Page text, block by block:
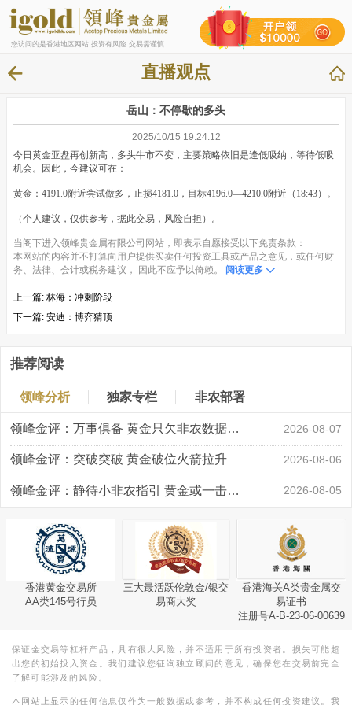
您访问的是香港地区网站 投资有风险 交易需谨慎
直播观点
岳山：不停歇的多头
2025/10/15 19:24:12
今日黄金亚盘再创新高，多头牛市不变，主要策略依旧是逢低吸纳，等待低吸
机会。因此，今建议可在：
黄金：4191.0附近尝试做多，止损4181.0，目标4196.0—4210.0附近（18:43）。
（个人建议，仅供参考，据此交易，风险自担）。
当阁下进入领峰贵金属有限公司网站，即表示自愿接受以下免责条款：
本网站的内容并不打算向用户提供买卖任何投资工具或产品之意见，或任何财
务、法律、会计或税务建议， 因此不应予以倚赖。
阅读更多
上一篇: 林海：冲刺阶段
下一篇: 安迪：博弈猜顶
推荐阅读
领峰分析 独家专栏 非农部署
领峰金评：万事俱备 黄金只欠非农数据“东风” 2026-08-07
领峰金评：突破突破 黄金破位火箭拉升 2026-08-06
领峰金评：静待小非农指引 黄金或一击破局 2026-08-05
香港黄金交易所
AA类145号行员
三大最活跃伦敦金/银交
易商大奖
香港海关A类贵金属交
易证书
注册号A-B-23-06-00639
保证金交易等杠杆产品，具有很大风险，并不适用于所有投资者。损失可能超
出您的初始投入资金。我们建议您征询独立顾问的意见，确保您在交易前完全
了解可能涉及的风险。
本网站上显示的任何信息仅作为一般数据或参考，并不构成任何投资建议。我